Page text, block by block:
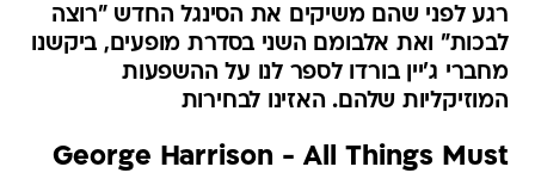
רגע לפני שהם משיקים את הסינגל החדש "רוצה
לבכות" ואת אלבומם השני בסדרת מופעים, ביקשנו
מחברי ג'יין בורדו לספר לנו על ההשפעות
המוזיקליות שלהם. האזינו לבחירות
George Harrison - All Things Must